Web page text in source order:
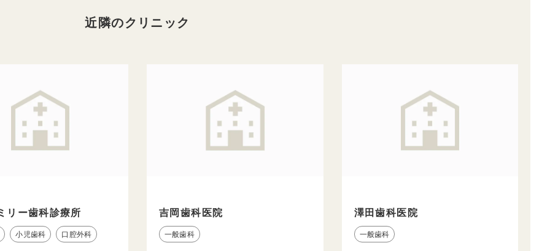
近隣のクリニック
リー歯科診療所
小児歯科 口腔外科
吉岡歯科医院
一般歯科
澤田歯科医院
一般歯科